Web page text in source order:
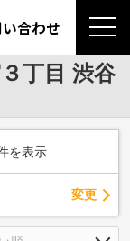
合わせ
丁目 渋谷
を表示
変更